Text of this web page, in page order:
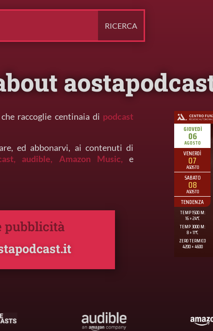
raccoglie centinaia di podcast
ed abbonarvi, ai contenuti di
audible, Amazon Music, e
pubblicità